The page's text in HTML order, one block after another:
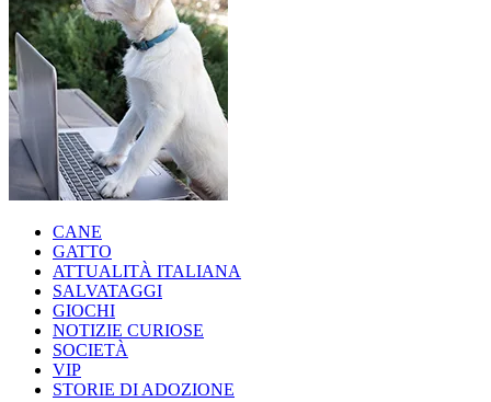
CANE
GATTO
ATTUALITÀ ITALIANA
SALVATAGGI
GIOCHI
NOTIZIE CURIOSE
SOCIETÀ
VIP
STORIE DI ADOZIONE